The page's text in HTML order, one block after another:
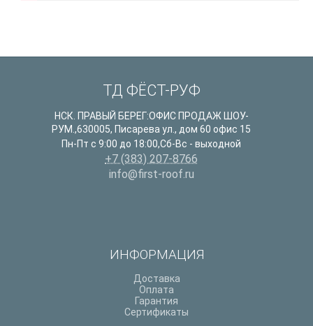
ТД ФЁСТ-РУФ
НСК. ПРАВЫЙ БЕРЕГ:ОФИС ПРОДАЖ ШОУ-
РУМ.,630005, Писарева ул., дом 60 офис 15
Пн-Пт с 9:00 до 18:00,Сб-Вс - выходной
+7 (383) 207-8766
info@first-roof.ru
ИНФОРМАЦИЯ
Доставка
Оплата
Гарантия
Сертификаты